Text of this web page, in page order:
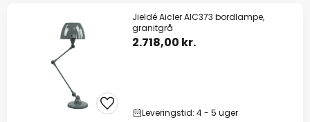
Jieldé Aicler AIC373 bordlampe,
granitgrå
2.718,00 kr.
Leveringstid: 4 - 5 uger